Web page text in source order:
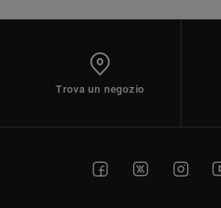
Trova un negozio